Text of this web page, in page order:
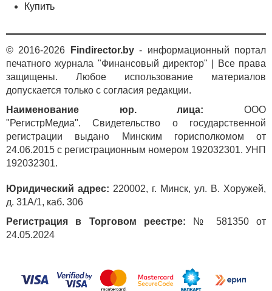
Купить
© 2016-2026 Findirector.by- информационный портал
печатного журнала "Финансовый директор" | Все права
защищены. Любое использование материалов
допускается только с согласия редакции.
Наименование юр. лица: ООО
"РегистрМедиа". Свидетельство о государственной
регистрации выдано Минским горисполкомом от
24.06.2015 с регистрационным номером 192032301. УНП
192032301.
Юридический адрес: 220002, г. Минск, ул. В. Хоружей,
д. 31А/1, каб. 306
Регистрация в Торговом реестре: № 581350 от
24.05.2024